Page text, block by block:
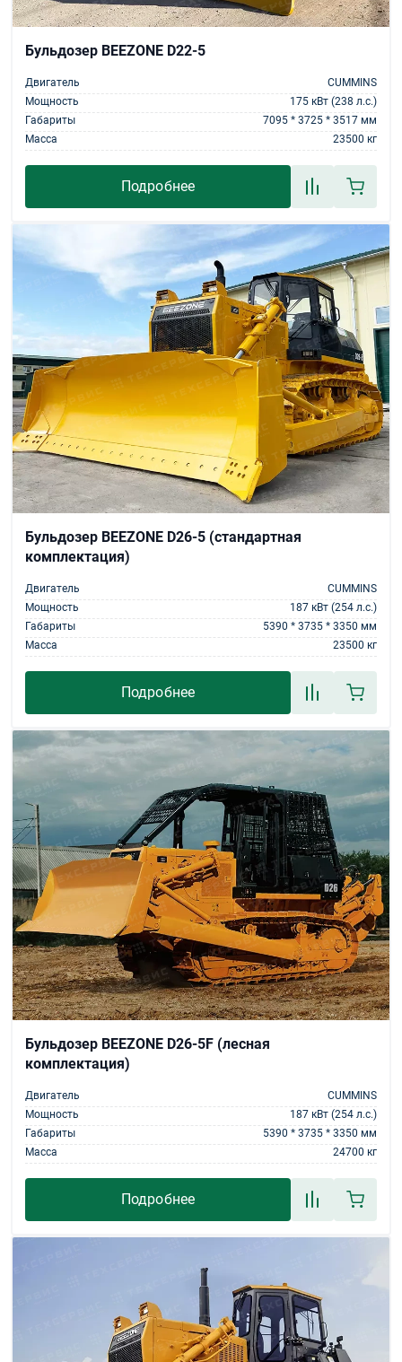
Бульдозер BEEZONE D22-5
Двигатель
CUMMINS
Мощность
175 кВт (238 л.с.)
Габариты
7095 * 3725 * 3517 мм
Масса
23500 кг
Подробнее
Бульдозер BEEZONE D26-5 (стандартная
комплектация)
Двигатель
CUMMINS
Мощность
187 кВт (254 л.с.)
Габариты
5390 * 3735 * 3350 мм
Масса
23500 кг
Подробнее
Бульдозер BEEZONE D26-5F (лесная
комплектация)
Двигатель
CUMMINS
Мощность
187 кВт (254 л.с.)
Габариты
5390 * 3735 * 3350 мм
Масса
24700 кг
Подробнее